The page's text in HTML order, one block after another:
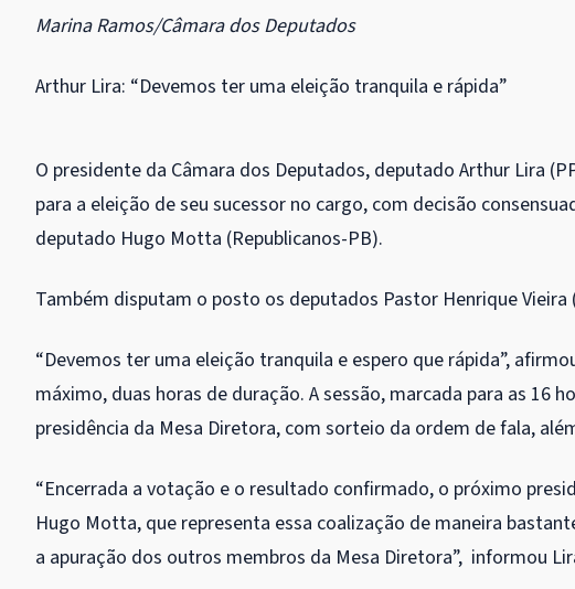
Marina Ramos/Câmara dos Deputados
Arthur Lira: “Devemos ter uma eleição tranquila e rápida”
O presidente da Câmara dos Deputados, deputado Arthur Lira
para a eleição de seu sucessor no cargo, com decisão
deputado Hugo Motta (Republicanos-PB).
Também disputam o posto os deputados Pastor Henrique
“Devemos ter uma eleição tranquila e espero que rápida”,
máximo, duas horas de duração. A sessão, marcada para as 16
presidência da Mesa Diretora, com sorteio da ordem de fala,
“Encerrada a votação e o resultado confirmado, o próximo
Hugo Motta, que representa essa coalização de maneira
a apuração dos outros membros da Mesa Diretora”, informou